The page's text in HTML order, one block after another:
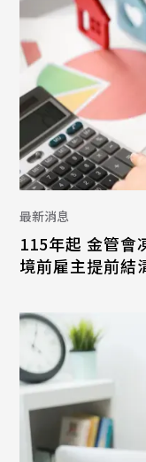
最新消息
115年起 金管會
境前雇主提前結